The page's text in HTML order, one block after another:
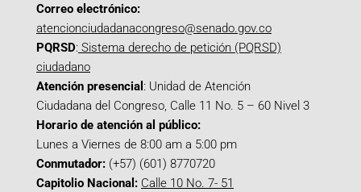
Correo electrónico:
atencionciudadanacongreso@senado.gov.co
PQRSD: Sistema derecho de petición (PQRSD)
ciudadano
Atención presencial : Unidad de Atención
Ciudadana del Congreso, Calle 11 No. 5 – 60 Nivel 3
Horario de atención al público:
Lunes a Viernes de 8:00 am a 5:00 pm
Conmutador: (+57) (601) 8770720
Capitolio Nacional: Calle 10 No. 7- 51